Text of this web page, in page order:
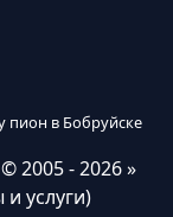
пион в Бобруйске
2005 - 2026 »
и услуги)